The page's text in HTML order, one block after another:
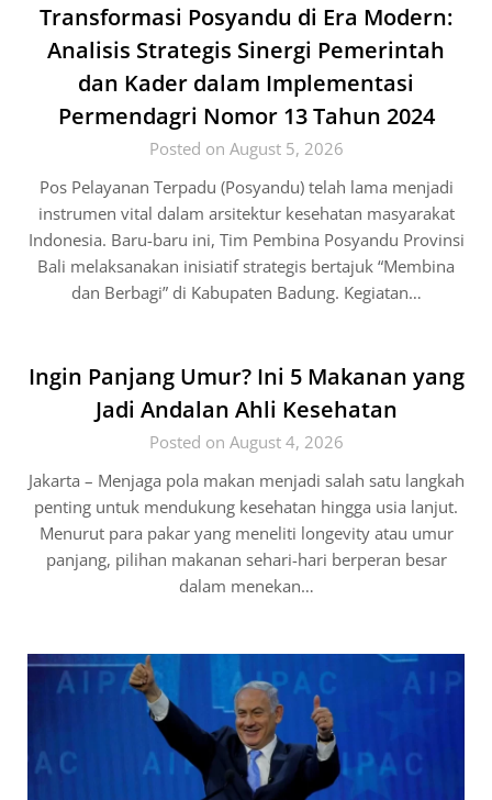
Transformasi Posyandu di Era Modern:
Analisis Strategis Sinergi Pemerintah
dan Kader dalam Implementasi
Permendagri Nomor 13 Tahun 2024
Posted on August 5, 2026
Pos Pelayanan Terpadu (Posyandu) telah lama menjadi
instrumen vital dalam arsitektur kesehatan masyarakat
Indonesia. Baru-baru ini, Tim Pembina Posyandu Provinsi
Bali melaksanakan inisiatif strategis bertajuk “Membina
dan Berbagi” di Kabupaten Badung. Kegiatan…
Ingin Panjang Umur? Ini 5 Makanan yang
Jadi Andalan Ahli Kesehatan
Posted on August 4, 2026
Jakarta – Menjaga pola makan menjadi salah satu langkah
penting untuk mendukung kesehatan hingga usia lanjut.
Menurut para pakar yang meneliti longevity atau umur
panjang, pilihan makanan sehari-hari berperan besar
dalam menekan…